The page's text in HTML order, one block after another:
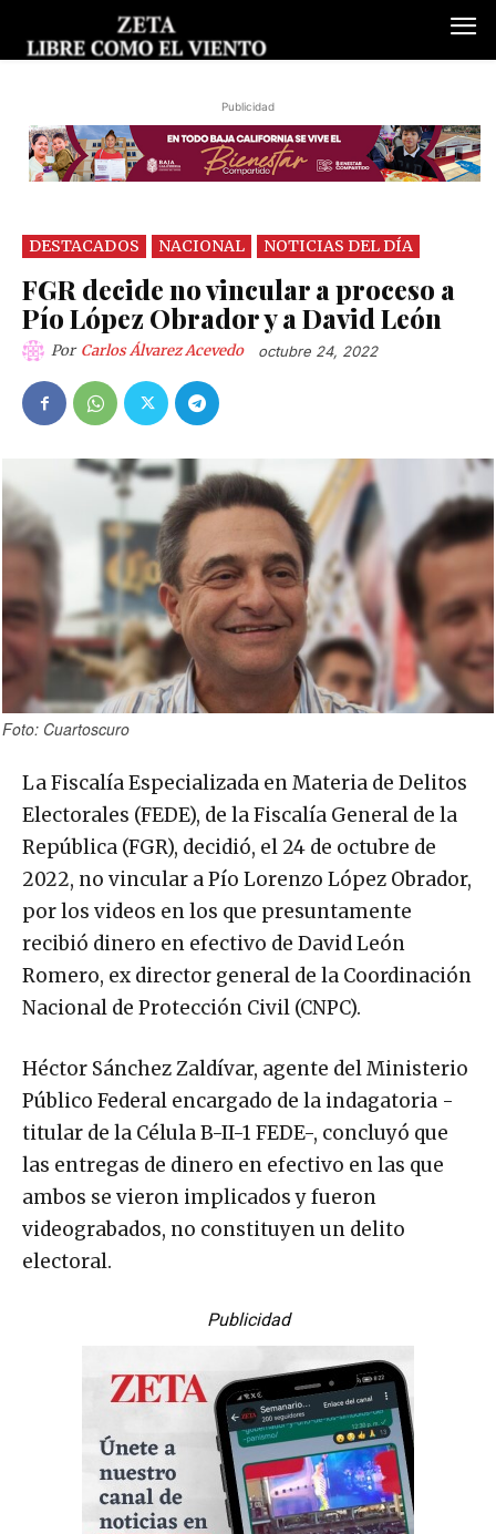
Publicidad
DESTACADOS NACIONAL NOTICIAS DEL DÍA
FGR decide no vincular a proceso a
Pío López Obrador y a David León
Carlos Álvarez Acevedo
Foto: Cuartoscuro
La Fiscalía Especializada en Materia de Delitos
Electorales (FEDE), de la Fiscalía General de la
República (FGR), decidió, el 24 de octubre de
2022, no vincular a Pío Lorenzo López Obrador,
por los videos en los que presuntamente
recibió dinero en efectivo de David León
Romero, ex director general de la Coordinación
Nacional de Protección Civil (CNPC).
Héctor Sánchez Zaldívar, agente del Ministerio
Público Federal encargado de la indagatoria -
titular de la Célula B-II-1 FEDE-, concluyó que
las entregas de dinero en efectivo en las que
ambos se vieron implicados y fueron
videograbados, no constituyen un delito
electoral.
Publicidad